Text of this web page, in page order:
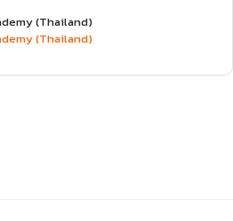
(Thailand)
(Thailand)